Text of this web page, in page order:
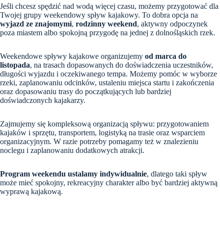
Jeśli chcesz spędzić nad wodą więcej czasu, możemy przygotować dla
Twojej grupy weekendowy spływ kajakowy. To dobra opcja na
wyjazd ze znajomymi, rodzinny weekend, aktywny odpoczynek
poza miastem albo spokojną przygodę na jednej z dolnośląskich rzek.
Weekendowe spływy kajakowe organizujemy od marca do
listopada, na trasach dopasowanych do doświadczenia uczestników,
długości wyjazdu i oczekiwanego tempa. Możemy pomóc w wyborze
rzeki, zaplanowaniu odcinków, ustaleniu miejsca startu i zakończenia
oraz dopasowaniu trasy do początkujących lub bardziej
doświadczonych kajakarzy.
Zajmujemy się kompleksową organizacją spływu: przygotowaniem
kajaków i sprzętu, transportem, logistyką na trasie oraz wsparciem
organizacyjnym. W razie potrzeby pomagamy też w znalezieniu
noclegu i zaplanowaniu dodatkowych atrakcji.
Program weekendu ustalamy indywidualnie, dlatego taki spływ
może mieć spokojny, rekreacyjny charakter albo być bardziej aktywną
wyprawą kajakową.